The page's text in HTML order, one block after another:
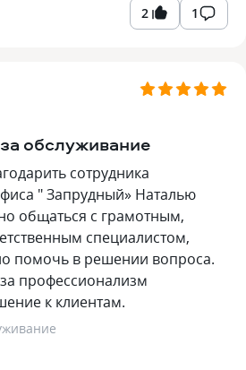
2 1
обслуживание
сотрудника
" Запрудный» Наталью
общаться с грамотным,
специалистом,
помочь в решении вопроса.
профессионализм
к клиентам.